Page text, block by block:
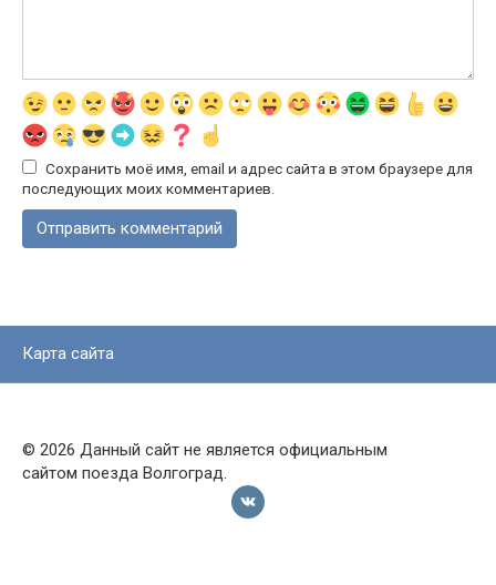
Сохранить моё имя, email и адрес сайта в этом браузере для
последующих моих комментариев.
Карта сайта
© 2026 Данный сайт не является официальным
сайтом поезда Волгоград.